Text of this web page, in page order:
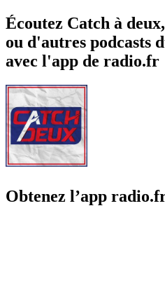
Écoutez Catch à
ou d'autres podcasts
avec l'app de radio.fr
Obtenez l’app